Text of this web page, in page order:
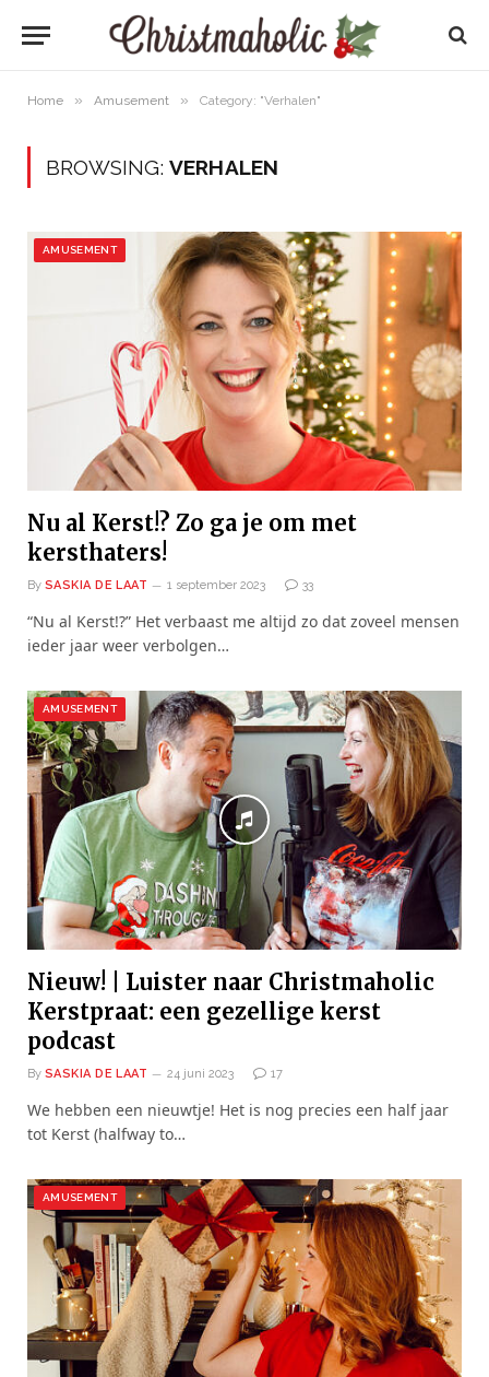
Home » Amusement » Category: "Verhalen"
BROWSING: VERHALEN
AMUSEMENT
Nu al Kerst!? Zo ga je om met
kersthaters!
By SASKIA DE LAAT 1 september 2023 33
“Nu al Kerst!?” Het verbaast me altijd zo dat zoveel mensen
ieder jaar weer verbolgen…
AMUSEMENT
Nieuw! | Luister naar Christmaholic
Kerstpraat: een gezellige kerst
podcast
By SASKIA DE LAAT 24 juni 2023 17
We hebben een nieuwtje! Het is nog precies een half jaar
tot Kerst (halfway to…
AMUSEMENT